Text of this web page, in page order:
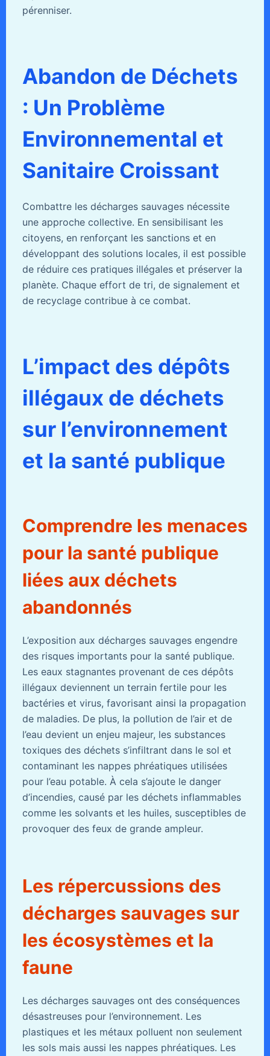
pérenniser.
Abandon de Déchets
: Un Problème
Environnemental et
Sanitaire Croissant
Combattre les décharges sauvages nécessite
une approche collective. En sensibilisant les
citoyens, en renforçant les sanctions et en
développant des solutions locales, il est possible
de réduire ces pratiques illégales et préserver la
planète. Chaque effort de tri, de signalement et
de recyclage contribue à ce combat.
L’impact des dépôts
illégaux de déchets
sur l’environnement
et la santé publique
Comprendre les menaces
pour la santé publique
liées aux déchets
abandonnés
L’exposition aux décharges sauvages engendre
des risques importants pour la santé publique.
Les eaux stagnantes provenant de ces dépôts
illégaux deviennent un terrain fertile pour les
bactéries et virus, favorisant ainsi la propagation
de maladies. De plus, la pollution de l’air et de
l’eau devient un enjeu majeur, les substances
toxiques des déchets s’infiltrant dans le sol et
contaminant les nappes phréatiques utilisées
pour l’eau potable. À cela s’ajoute le danger
d’incendies, causé par les déchets inflammables
comme les solvants et les huiles, susceptibles de
provoquer des feux de grande ampleur.
Les répercussions des
décharges sauvages sur
les écosystèmes et la
faune
Les décharges sauvages ont des conséquences
désastreuses pour l’environnement. Les
plastiques et les métaux polluent non seulement
les sols mais aussi les nappes phréatiques. Les